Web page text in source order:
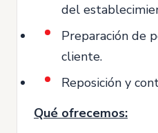
del
Preparación de
cliente.
Reposición y
Qué ofrecemos: